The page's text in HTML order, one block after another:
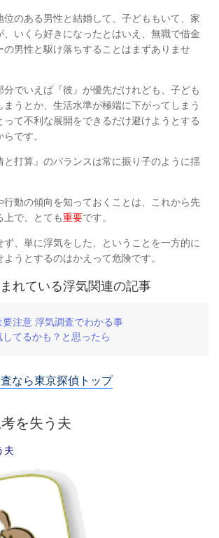
位のある男性と結婚して、子どももいて、家
いくら好きになったとはいえ、無職で借金
の男性と駆け落ちすることはまずありませ
でいえば『彼』が優先だけれども、 子ども
まうとか、生活水準が極端に下がってしまう
って不利な展開をできるだけ避けようとする
です。
と打算』のバランスは常に振り子のように揺
行動の傾向を知っておくことは、これから先
上で、とても重要です。
ず、単に浮気をした、ということを一方的に
うとするのはかえって危険です。
れている浮気関連の記事
注意 浮気調査でわかる事
てるかも？と思ったら
なら東京探偵トップ
を失う夫
夫